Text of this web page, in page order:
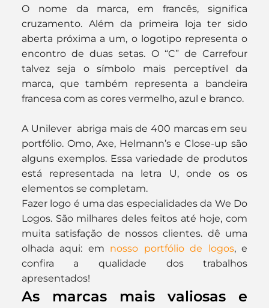
O nome da marca, em francês, significa
cruzamento. Além da primeira loja ter sido
aberta próxima a um, o logotipo representa o
encontro de duas setas. O “C” de Carrefour
talvez seja o símbolo mais perceptível da
marca, que também representa a bandeira
francesa com as cores vermelho, azul e branco.
A Unilever  abriga mais de 400 marcas em seu
portfólio. Omo, Axe, Helmann’s e Close-up são
alguns exemplos. Essa variedade de produtos
está representada na letra U, onde os os
elementos se completam.
Fazer logo é uma das especialidades da We Do
Logos. São milhares deles feitos até hoje, com
muita satisfação de nossos clientes. dê uma
olhada aqui: em nosso portfólio de logos, e
confira a qualidade dos trabalhos
apresentados!
As marcas mais valiosas e